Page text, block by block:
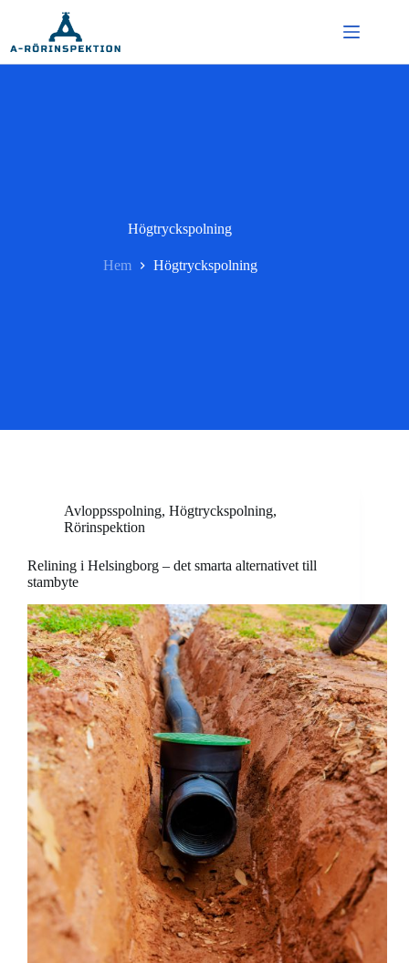
innehåll
Högtryckspolning
Hem Högtryckspolning
Avloppsspolning, Högtryckspolning,
Rörinspektion
Relining i Helsingborg – det smarta alternativet till
stambyte